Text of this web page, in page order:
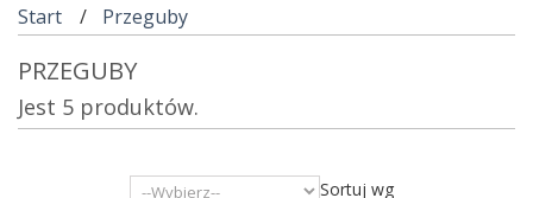
Start Przeguby
PRZEGUBY
Jest 5 produktów.
Sortuj wg